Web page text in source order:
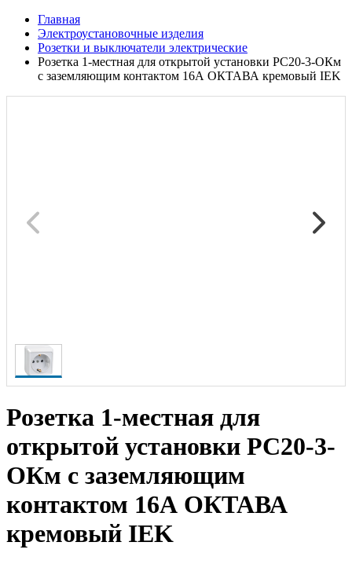
Главная
Электроустановочные изделия
Розетки и выключатели электрические
Розетка 1-местная для открытой установки РС20-3-ОКм
с заземляющим контактом 16А ОКТАВА кремовый IEK
Розетка 1-местная для
открытой установки РС20-3-
ОКм с заземляющим
контактом 16А ОКТАВА
кремовый IEK